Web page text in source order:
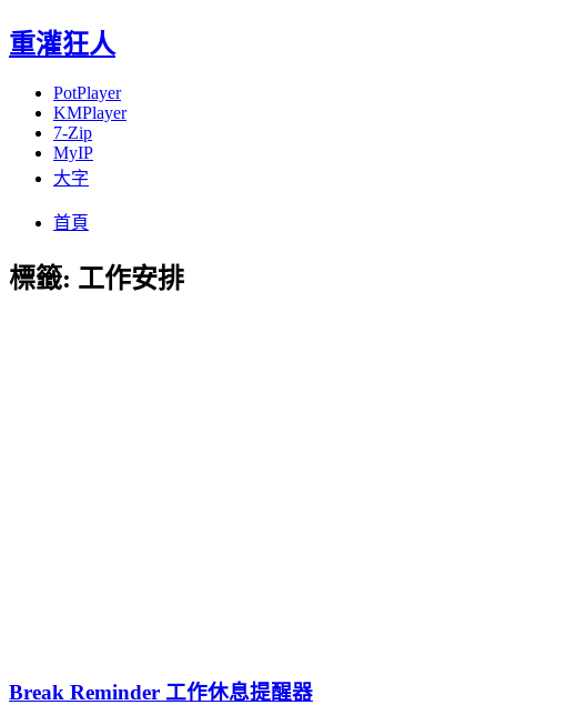
重灌狂人
PotPlayer
KMPlayer
7-Zip
MyIP
大字
首頁
標籤: 工作安排
Break Reminder 工作休息提醒器